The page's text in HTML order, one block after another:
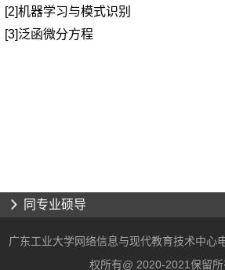
[2]机器学习与模式识别
[3]泛函微分方程
同专业硕导
广东工业大学网络信息与现代教育技术中
权所有@ 2020-2021保留